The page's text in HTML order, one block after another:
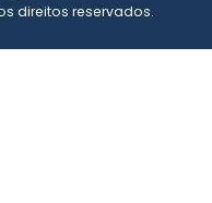
direitos reservados.